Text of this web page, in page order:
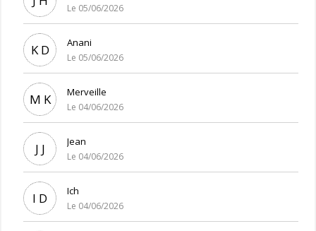
Le 05/06/2026
K D Anani
Le 05/06/2026
M K Merveille
Le 04/06/2026
J J Jean
Le 04/06/2026
I D Ich
Le 04/06/2026